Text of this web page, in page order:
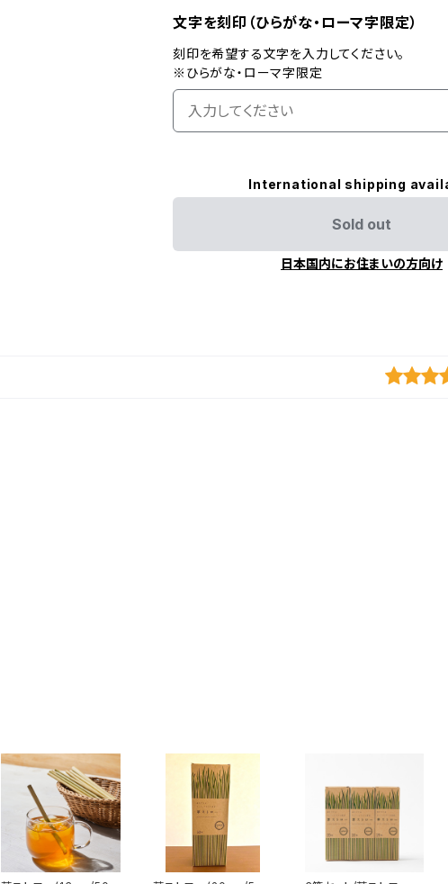
文字を刻印（ひらがな・ローマ字限定）
刻印を希望する文字を入力してください。
※ひらがな・ローマ字限定
International shipping
Sold out
日本国内にお住まいの方向け